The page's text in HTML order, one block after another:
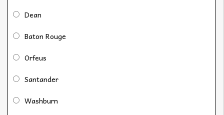
Dean
Baton Rouge
Orfeus
Santander
Washburn